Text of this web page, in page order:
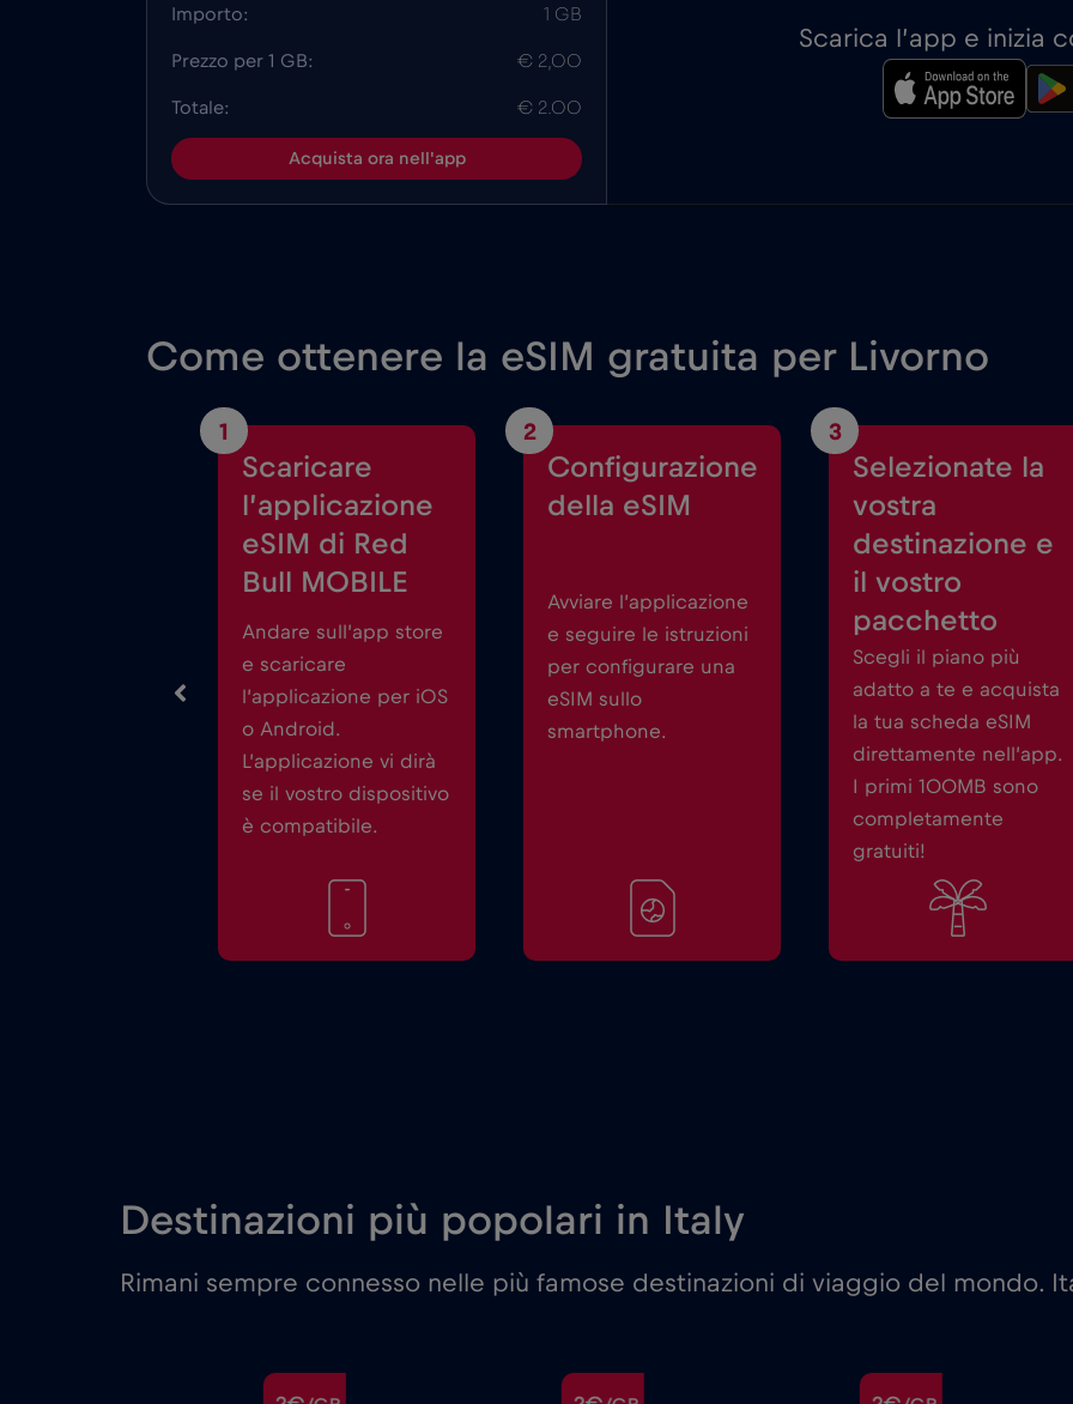
Importo: 1 GB
Prezzo per 1 GB: € 2,00
Totale: € 2.00
Acquista ora nell'app
Scarica l’app e inizia
Come ottenere la eSIM gratuita per Livorno
1
Scaricare
l’applicazione
eSIM di Red
Bull MOBILE
Andare sull’app store
e scaricare
l’applicazione per iOS
o Android.
L’applicazione vi dirà
se il vostro dispositivo
è compatibile.
2
Configurazione
della eSIM
Avviare l’applicazione
e seguire le istruzioni
per configurare una
eSIM sullo
smartphone.
3
Selezionate la
vostra
destinazione e
il vostro
pacchetto
Scegli il piano più
adatto a te e acquista
la tua scheda eSIM
direttamente nell’app.
I primi 100MB sono
completamente
gratuiti!
Destinazioni più popolari in Italy
Rimani sempre connesso nelle più famose destinazioni di viaggio del mondo.